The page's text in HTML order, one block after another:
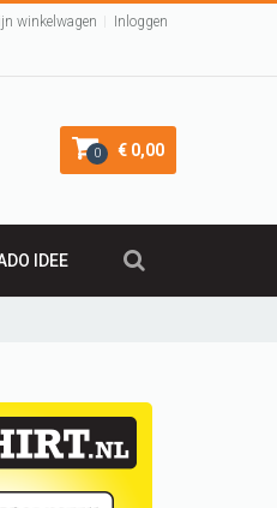
winkelwagen Inloggen
0 € 0,00
IDEE